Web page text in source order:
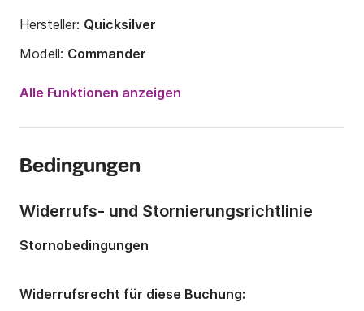
Hersteller: Quicksilver
Modell: Commander
Motorleistung:
Anzahl Plätze an Bord:
Alle Funktionen anzeigen
Bedingungen
Widerrufs- und Stornierungsrichtlinie
Stornobedingungen
Widerrufsrecht für diese Buchung: